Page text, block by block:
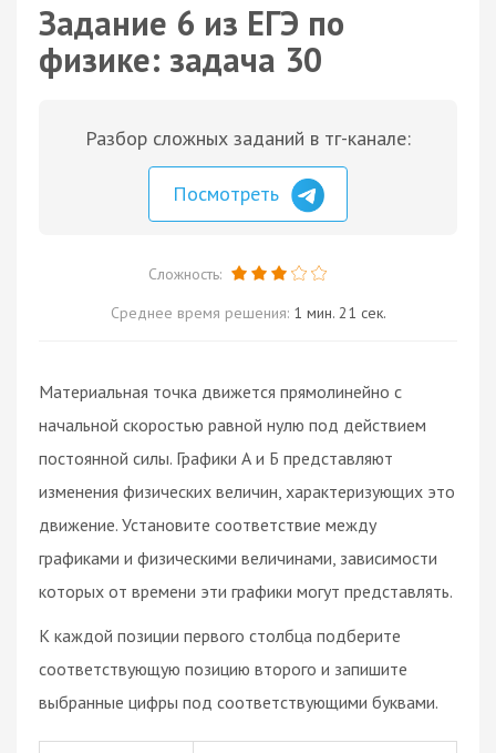
Задание 6 из ЕГЭ по
физике: задача 30
Разбор сложных заданий в тг-канале:
Посмотреть
Сложность:
Среднее время решения: 1 мин. 21 сек.
Материальная точка движется прямолинейно с
начальной скоростью равной нулю под действием
постоянной силы. Графики А и Б представляют
изменения физических величин, характеризующих это
движение. Установите соответствие между
графиками и физическими величинами, зависимости
которых от времени эти графики могут представлять.
К каждой позиции первого столбца подберите
соответствующую позицию второго и запишите
выбранные цифры под соответствующими буквами.